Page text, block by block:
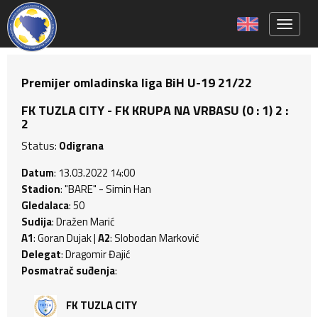
Premijer omladinska liga BiH U-19 21/22
FK TUZLA CITY - FK KRUPA NA VRBASU (0 : 1) 2 :
2
Status: Odigrana
Datum: 13.03.2022 14:00
Stadion: "BARE" - Simin Han
Gledalaca: 50
Sudija: Dražen Marić
A1: Goran Dujak |A2: Slobodan Marković
Delegat: Dragomir Đajić
Posmatrač suđenja:
FK TUZLA CITY